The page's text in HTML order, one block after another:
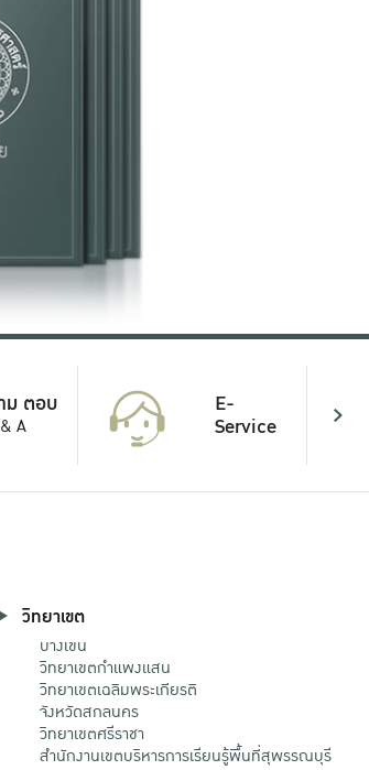
ม ตอบ
A
E-
Service
วิทยาเขต
บางเขน
วิทยาเขตกําแพงแสน
วิทยาเขตเฉลิมพระเกียรติ
จังหวัดสกลนคร
วิทยาเขตศรีราชา
สำนักงานเขตบริหารการเรียนรู้พื้นที่สุพรรณบุรี